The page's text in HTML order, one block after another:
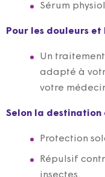
Sérum
Pour les douleurs
Un
adapté à
votre
Selon la destination
Protection
Répulsif